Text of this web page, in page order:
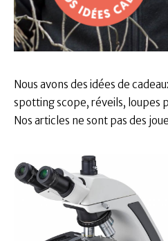
Nous avons des idées de
spotting scope, réveils, loupes
Nos articles ne sont pas des